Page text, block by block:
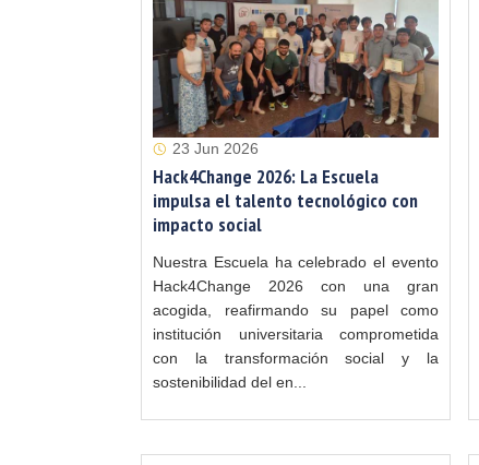
23 Jun 2026
Hack4Change 2026: La Escuela
impulsa el talento tecnológico con
impacto social
Nuestra Escuela ha celebrado el evento
Hack4Change 2026 con una gran
acogida, reafirmando su papel como
institución universitaria comprometida
con la transformación social y la
sostenibilidad del en...